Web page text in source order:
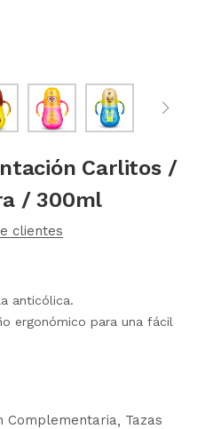
Carlitos /
/ 300ml
clientes
anticólica.
ergonómico para una fácil
Complementaria
Tazas